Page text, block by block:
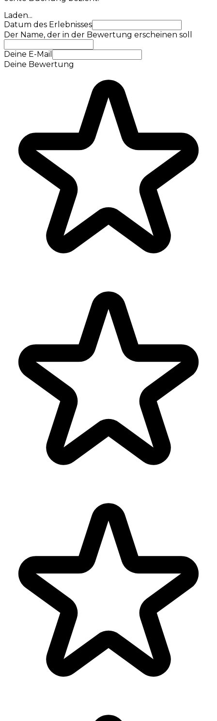
Laden...
Datum des Erlebnisses
Der Name, der in der Bewertung erscheinen soll
Deine E-Mail
Deine Bewertung